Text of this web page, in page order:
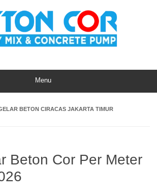
Menu
BETON CIRACAS JAKARTA TIMUR
Beton Cor Per Meter